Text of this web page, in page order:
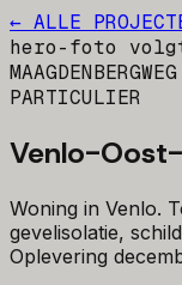
← ALLE
hero-foto
PARTICULIER
Venlo-
Woning in Venlo.
gevelisolatie,
Oplevering